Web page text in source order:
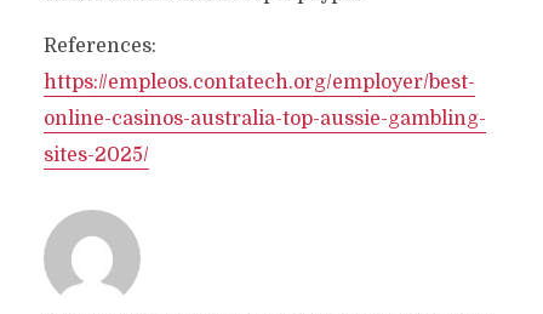
References:
https://empleos.contatech.org/employer/best-
online-casinos-australia-top-aussie-gambling-
sites-2025/